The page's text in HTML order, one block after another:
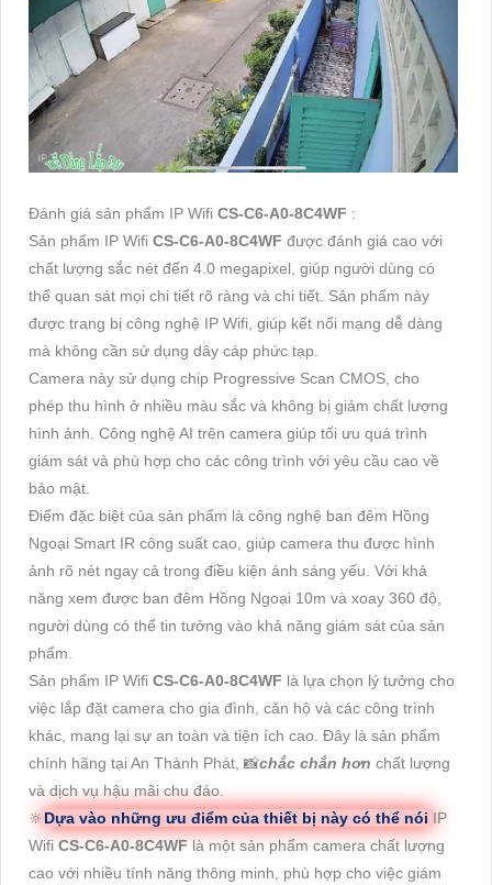
Đánh giá sản phẩm IP Wifi CS-C6-A0-8C4WF :
Sản phẩm IP Wifi CS-C6-A0-8C4WF được đánh giá cao với
chất lượng sắc nét đến 4.0 megapixel, giúp người dùng có
thể quan sát mọi chi tiết rõ ràng và chi tiết. Sản phẩm này
được trang bị công nghệ IP Wifi, giúp kết nối mạng dễ dàng
mà không cần sử dụng dây cáp phức tạp.
Camera này sử dụng chip Progressive Scan CMOS, cho
phép thu hình ở nhiều màu sắc và không bị giảm chất lượng
hình ảnh. Công nghệ AI trên camera giúp tối ưu quá trình
giám sát và phù hợp cho các công trình với yêu cầu cao về
bảo mật.
Điểm đặc biệt của sản phẩm là công nghệ ban đêm Hồng
Ngoại Smart IR công suất cao, giúp camera thu được hình
ảnh rõ nét ngay cả trong điều kiện ánh sáng yếu. Với khả
năng xem được ban đêm Hồng Ngoại 10m và xoay 360 độ,
người dùng có thể tin tưởng vào khả năng giám sát của sản
phẩm.
Sản phẩm IP Wifi CS-C6-A0-8C4WF là lựa chọn lý tưởng cho
việc lắp đặt camera cho gia đình, căn hộ và các công trình
khác, mang lại sự an toàn và tiện ích cao. Đây là sản phẩm
chính hãng tại An Thành Phát, 📸chắc chắn hơn chất lượng
và dịch vụ hậu mãi chu đáo.
🔆Dựa vào những ưu điểm của thiết bị này có thể nói IP
Wifi CS-C6-A0-8C4WF là một sản phẩm camera chất lượng
cao với nhiều tính năng thông minh, phù hợp cho việc giám